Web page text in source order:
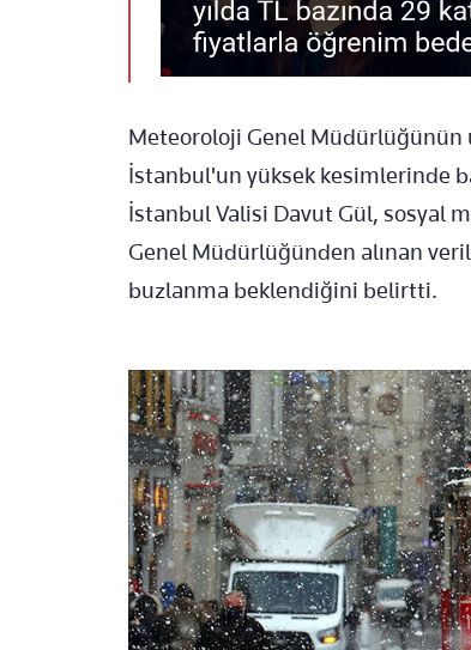
Meteoroloji Genel Müdürlüğünün
İstanbul'un yüksek kesimlerinde
İstanbul Valisi Davut Gül, sosyal
Genel Müdürlüğünden alınan
buzlanma beklendiğini belirtti.